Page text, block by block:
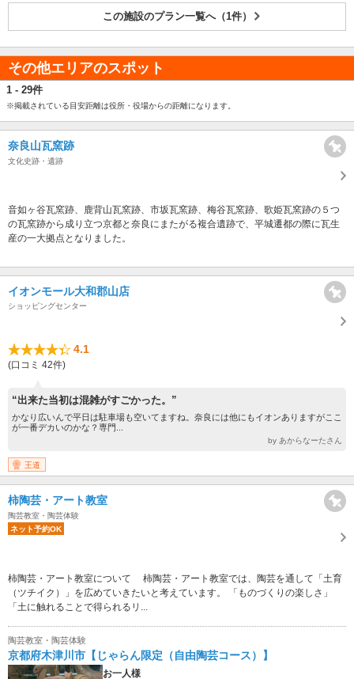
この施設のプラン一覧へ（1件）
その他エリアのスポット
1 - 29件
※掲載されている目安距離は役所・役場からの距離になります。
奈良山瓦窯跡
文化史跡・遺跡
音如ヶ谷瓦窯跡、鹿背山瓦窯跡、市坂瓦窯跡、梅谷瓦窯跡、歌姫瓦窯跡の５つ
の瓦窯跡から成り立つ京都と奈良にまたがる複合遺跡で、平城遷都の際に瓦生
産の一大拠点となりました。
イオンモール大和郡山店
ショッピングセンター
4.1
(口コミ 42件)
“出来た当初は混雑がすごかった。”
かなり広いんで平日は駐車場も空いてますね。奈良には他にもイオンありますがここ
が一番デカいのかな？専門...
by あからなーたさん
王道
柿陶芸・アート教室
陶芸教室・陶芸体験
ネット予約OK
柿陶芸・アート教室について 柿陶芸・アート教室では、陶芸を通して「土育
（ツチイク）」を広めていきたいと考えています。 「ものづくりの楽しさ」
「土に触れることで得られるリ...
陶芸教室・陶芸体験
京都府木津川市【じゃらん限定（自由陶芸コース）】
お一人様